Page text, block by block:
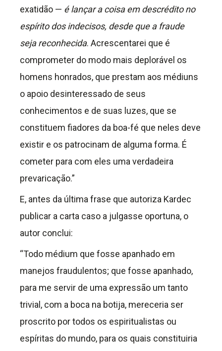
exatidão — é lançar a coisa em descrédito no
espírito dos indecisos, desde que a fraude
seja reconhecida. Acrescentarei que é
comprometer do modo mais deplorável os
homens honrados, que prestam aos médiuns
o apoio desinteressado de seus
conhecimentos e de suas luzes, que se
constituem fiadores da boa-fé que neles deve
existir e os patrocinam de alguma forma. É
cometer para com eles uma verdadeira
prevaricação.”
E, antes da última frase que autoriza Kardec
publicar a carta caso a julgasse oportuna, o
autor conclui:
“Todo médium que fosse apanhado em
manejos fraudulentos; que fosse apanhado,
para me servir de uma expressão um tanto
trivial, com a boca na botija, mereceria ser
proscrito por todos os espiritualistas ou
espíritas do mundo, para os quais constituiria